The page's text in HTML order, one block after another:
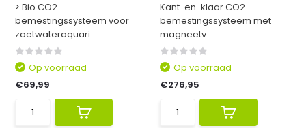
> Bio CO2-
bemestingssysteem voor
zoetwateraquari...
Op voorraad
€69,99
Kant-en-klaar CO2
bemestingssysteem met
magneetv...
Op voorraad
€276,95